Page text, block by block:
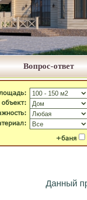
Вопрос-ответ
+баня
объект:
Данный